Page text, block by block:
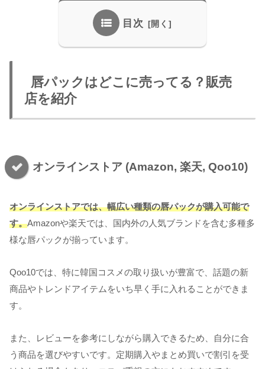
目次
唇パックはどこに売ってる？販売
店を紹介
オンラインストア (Amazon, 楽天, Qoo10)
オンラインストアでは、幅広い種類の唇パックが購入可能で
す。Amazonや楽天では、国内外の人気ブランドを含む多種多
様な唇パックが揃っています。
Qoo10では、特に韓国コスメの取り扱いが豊富で、話題の新
商品やトレンドアイテムをいち早く手に入れることができま
す。
また、レビューを参考にしながら購入できるため、自分に合
う商品を選びやすいです。定期購入やまとめ買いで割引を受